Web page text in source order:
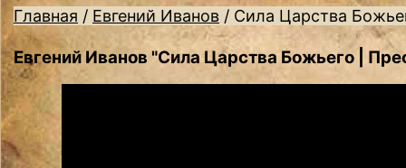
Главная / Евгений Иванов / Сила Царства
Евгений Иванов "Сила Царства Божьего |